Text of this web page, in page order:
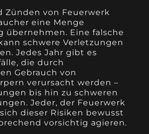
Zünden von Feuerwerk
eine Menge
übernehmen. Eine falsche
schwere Verletzungen
Jedes Jahr gibt es
die durch
Gebrauch von
verursacht werden –
bis hin zu schweren
Jeder, der Feuerwerk
dieser Risiken bewusst
vorsichtig agieren.